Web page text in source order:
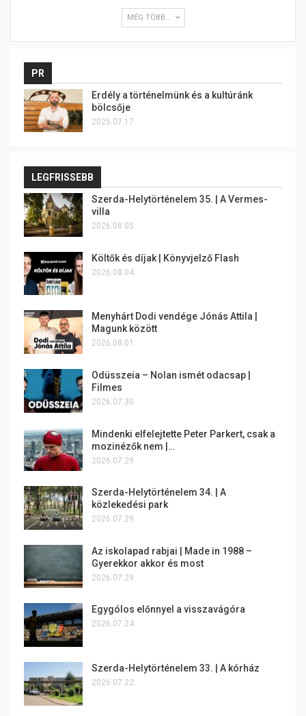
MÉG TÖBB...
PR
Erdély a történelmünk és a kultúránk
bölcsője
2025.07.17.
LEGFRISSEBB
Szerda-Helytörténelem 35. | A Vermes-
villa
2026.08.05.
Költők és díjak | Könyvjelző Flash
2026.08.04.
Menyhárt Dodi vendége Jónás Attila |
Magunk között
2026.08.01.
Odüsszeia – Nolan ismét odacsap |
Filmes
2026.07.30.
Mindenki elfelejtette Peter Parkert, csak a
mozinézők nem |…
2026.07.29.
Szerda-Helytörténelem 34. | A
közlekedési park
2026.07.29.
Az iskolapad rabjai | Made in 1988 –
Gyerekkor akkor és most
2026.07.29.
Egygólos előnnyel a visszavágóra
2026.07.24.
Szerda-Helytörténelem 33. | A kórház
2026.07.22.